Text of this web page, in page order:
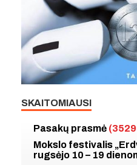
SKAITOMIAUSI
Pasakų prasmė
Mokslo festivalis
rugsėjo 10 – 19